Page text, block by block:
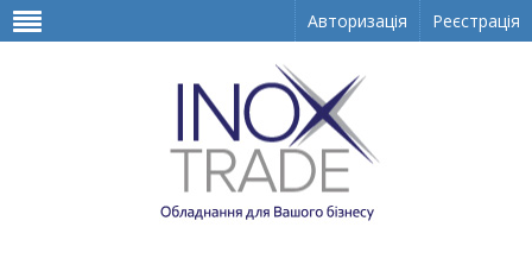
Авторизація Реєстрація